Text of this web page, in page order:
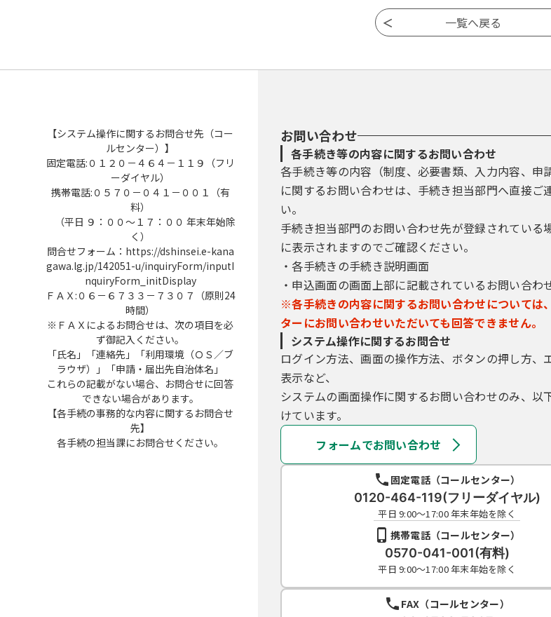
【システム操作に関するお問合せ先（コー
ルセンター）】
固定電話:０１２０－４６４－１１９（フリ
ーダイヤル）
携帯電話:０５７０－０４１－００１（有
料）
（平日 ９：００～１７：００ 年末年始除
く）
問合せフォーム：https://dshinsei.e-kana
gawa.lg.jp/142051-u/inquiryForm/inputI
nquiryForm_initDisplay
ＦＡＸ:０６－６７３３－７３０７（原則24
時間）
※ＦＡＸによるお問合せは、次の項目を必
ず御記入ください。
「氏名」「連絡先」「利用環境（ＯＳ／ブ
ラウザ）」「申請・届出先自治体名」
これらの記載がない場合、お問合せに回答
できない場合があります。
【各手続の事務的な内容に関するお問合せ
先】
各手続の担当課にお問合せください。
お問い合わせ
各手続き等の内容に関するお問い合わせ
各手続き等の内容（制度、必要書類、入力内容、申
に関するお問い合わせは、手続き担当部門へ直接ご
い。
手続き担当部門のお問い合わせ先が登録されている
に表示されますのでご確認ください。
・各手続きの手続き説明画面
・申込画面の画面上部に記載されているお問い合
※各手続きの内容に関するお問い合わせについては
ターにお問い合わせいただいても回答できません。
システム操作に関するお問合せ
ログイン方法、画面の操作方法、ボタンの押し方、
表示など、
システムの画面操作に関するお問い合わせのみ、以
けています。
フォームでお問い合わせ
固定電話（コールセンター）
0120-464-119(フリーダイヤル)
平日 9:00～17:00 年末年始を除く
携帯電話（コールセンター）
0570-041-001(有料)
平日 9:00～17:00 年末年始を除く
FAX（コールセンター）